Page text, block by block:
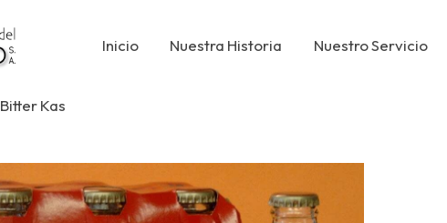
Inicio Nuestra Historia Nuestro Servicio
Bitter Kas